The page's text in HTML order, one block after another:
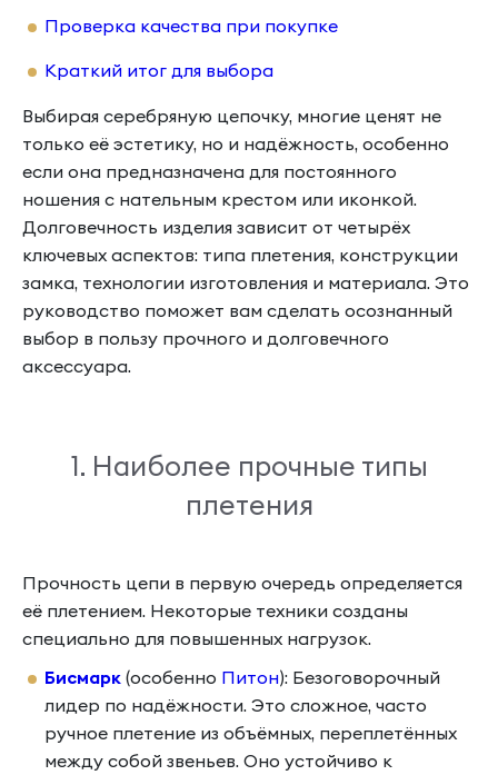
Проверка качества при покупке
Краткий итог для выбора
Выбирая серебряную цепочку, многие ценят не
только её эстетику, но и надёжность, особенно
если она предназначена для постоянного
ношения с нательным крестом или иконкой.
Долговечность изделия зависит от четырёх
ключевых аспектов: типа плетения, конструкции
замка, технологии изготовления и материала. Это
руководство поможет вам сделать осознанный
выбор в пользу прочного и долговечного
аксессуара.
1. Наиболее прочные типы
плетения
Прочность цепи в первую очередь определяется
её плетением. Некоторые техники созданы
специально для повышенных нагрузок.
Бисмарк (особенно Питон): Безоговорочный
лидер по надёжности. Это сложное, часто
ручное плетение из объёмных, переплетённых
между собой звеньев. Оно устойчиво к